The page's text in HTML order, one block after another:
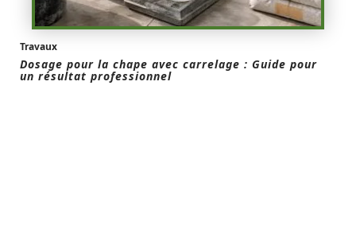
Travaux
Dosage pour la chape avec carrelage : Guide pour
un résultat professionnel